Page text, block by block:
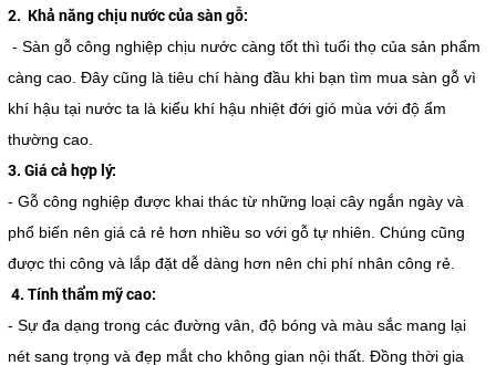
2. Khả năng chịu nước của sàn gỗ:
- Sàn gỗ công nghiệp chịu nước càng tốt thì tuổi thọ của sản phẩm
càng cao. Đây cũng là tiêu chí hàng đầu khi bạn tìm mua sàn gỗ vì
khí hậu tại nước ta là kiểu khí hậu nhiệt đới gió mùa với độ ẩm
thường cao.
3. Giá cả hợp lý:
- Gỗ công nghiệp được khai thác từ những loại cây ngắn ngày và
phổ biến nên giá cả rẻ hơn nhiều so với gỗ tự nhiên. Chúng cũng
được thi công và lắp đặt dễ dàng hơn nên chi phí nhân công rẻ.
4. Tính thẩm mỹ cao:
- Sự đa dạng trong các đường vân, độ bóng và màu sắc mang lại
nét sang trọng và đẹp mắt cho không gian nội thất. Đồng thời gia